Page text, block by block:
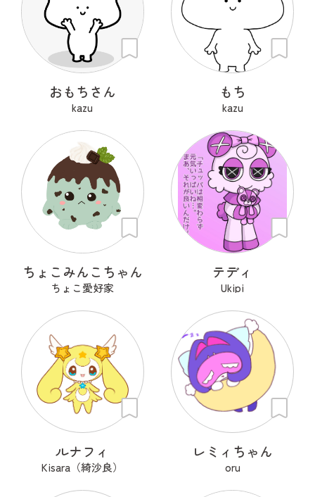
おもちさん
kazu
もち
kazu
ちょこみんこちゃん
ちょこ愛好家
テディ
Ukipi
ルナフィ
Kisara（綺沙良）
レミィちゃん
oru